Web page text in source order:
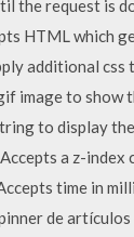
the request is
HTML which
additional
image to show
to display
a z-
time in
de artículos